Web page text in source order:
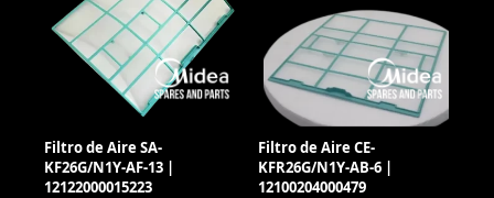
Filtro de Aire SA-
KF26G/N1Y-AF-13 |
12122000015223
Filtro de Aire CE-
KFR26G/N1Y-AB-6 |
12100204000479